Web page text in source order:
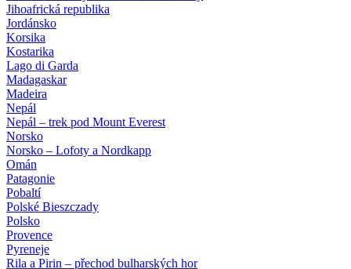
Jihoafrická republika
Jordánsko
Korsika
Kostarika
Lago di Garda
Madagaskar
Madeira
Nepál
Nepál – trek pod Mount Everest
Norsko
Norsko – Lofoty a Nordkapp
Omán
Patagonie
Pobaltí
Polské Bieszczady
Polsko
Provence
Pyreneje
Rila a Pirin – přechod bulharských hor